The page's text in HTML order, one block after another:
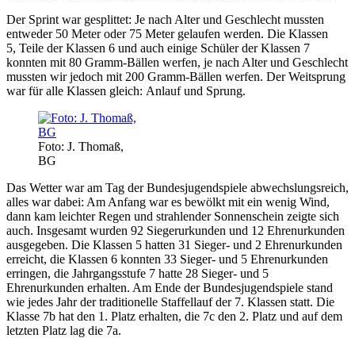
Der Sprint war gesplittet: Je nach Alter und Geschlecht mussten
entweder 50 Meter oder 75 Meter gelaufen werden. Die Klassen
5, Teile der Klassen 6 und auch einige Schüler der Klassen 7
konnten mit 80 Gramm-Bällen werfen, je nach Alter und Geschlecht
mussten wir jedoch mit 200 Gramm-Bällen werfen. Der Weitsprung
war für alle Klassen gleich: Anlauf und Sprung.
Foto: J. Thomaß,
BG
Das Wetter war am Tag der Bundesjugendspiele abwechslungsreich,
alles war dabei: Am Anfang war es bewölkt mit ein wenig Wind,
dann kam leichter Regen und strahlender Sonnenschein zeigte sich
auch. Insgesamt wurden 92 Siegerurkunden und 12 Ehrenurkunden
ausgegeben. Die Klassen 5 hatten 31 Sieger- und 2 Ehrenurkunden
erreicht, die Klassen 6 konnten 33 Sieger- und 5 Ehrenurkunden
erringen, die Jahrgangsstufe 7 hatte 28 Sieger- und 5
Ehrenurkunden erhalten. Am Ende der Bundesjugendspiele stand
wie jedes Jahr der traditionelle Staffellauf der 7. Klassen statt. Die
Klasse 7b hat den 1. Platz erhalten, die 7c den 2. Platz und auf dem
letzten Platz lag die 7a.